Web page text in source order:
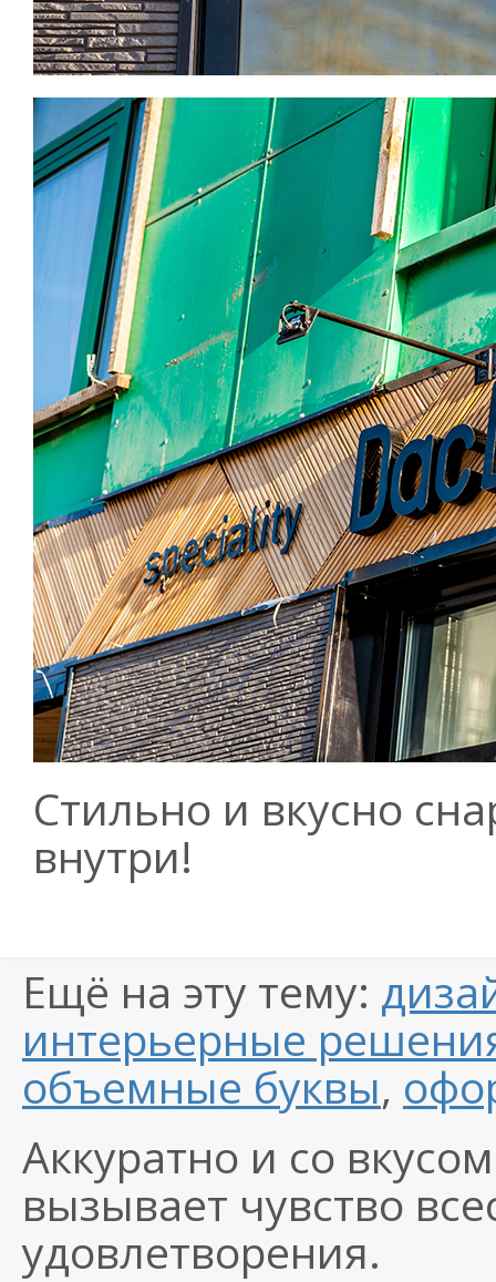
Стильно и вкусно
внутри!
Ещё на эту тему:
интерьерные
объемные буквы,
Аккуратно и со
вызывает чувство
удовлетворения.